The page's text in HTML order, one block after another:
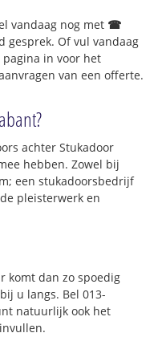
vandaag nog met ☎
gesprek. Of vul vandaag
in voor het
van een offerte.
achter Stukadoor
hebben. Zowel bij
een stukadoorsbedrijf
pleisterwerk en
komt dan zo spoedig
u langs. Bel 013-
natuurlijk ook het